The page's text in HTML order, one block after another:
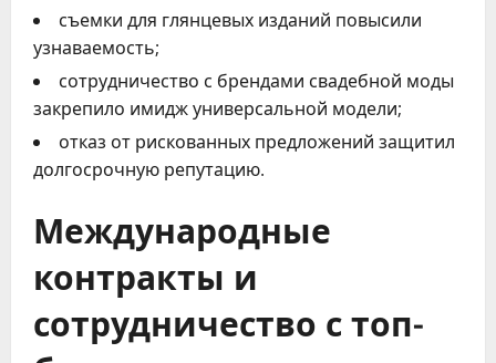
съемки для глянцевых изданий повысили
узнаваемость;
сотрудничество с брендами свадебной моды
закрепило имидж универсальной модели;
отказ от рискованных предложений защитил
долгосрочную репутацию.
Международные
контракты и
сотрудничество с топ-